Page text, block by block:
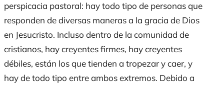
perspicacia pastoral: hay todo tipo de personas que
responden de diversas maneras a la gracia de Dios
en Jesucristo. Incluso dentro de la comunidad de
cristianos, hay creyentes firmes, hay creyentes
débiles, están los que tienden a tropezar y caer, y
hay de todo tipo entre ambos extremos. Debido a